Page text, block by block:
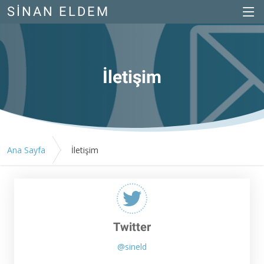
SINAN ELDEM
İletişim
Ana Sayfa İletişim
Twitter
@sineld